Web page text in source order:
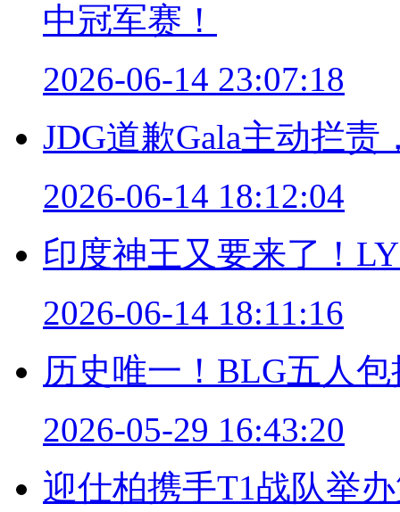
中冠军赛！
2026-06-14 23:07:18
JDG道歉Gala主动拦
2026-06-14 18:12:04
印度神王又要来了！
2026-06-14 18:11:16
历史唯一！BLG五人
2026-05-29 16:43:20
迎仕柏携手T1战队举